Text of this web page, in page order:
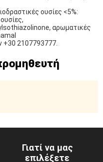
ουσίες <5%:
αρωματικές
+30 2107793777.
Γιατί να μας
επιλέξετε